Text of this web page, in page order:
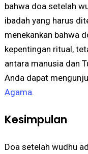
bahwa doa setelah
ibadah yang harus
menekankan bahwa
kepentingan ritual,
antara manusia dan
Anda dapat
Agama.
Kesimpulan
Doa setelah wudhu